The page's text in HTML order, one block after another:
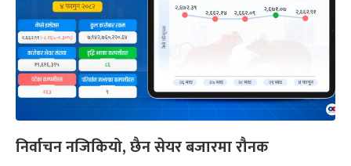
निर्वाचन नजिकियो, छैन सेयर बजारमा रौनक